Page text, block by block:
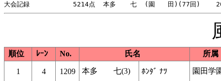
順位 ﾚｰﾝ No. 氏名 所属
1 4 1209 本多 七(3) ﾎﾝﾀﾞ ﾅﾂ 園田学